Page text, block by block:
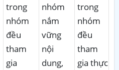
trong
nhóm
đều
tham
gia
nhóm
nắm
vững
nội
dung,
trong
nhóm
đều
tham
gia thực